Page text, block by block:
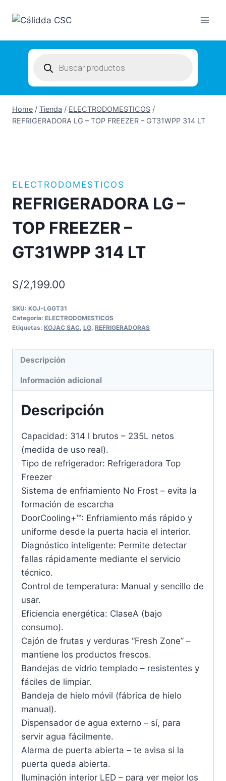
search
Home / Tienda / ELECTRODOMESTICOS /
REFRIGERADORA LG – TOP FREEZER – GT31WPP 314 LT
ELECTRODOMESTICOS
REFRIGERADORA LG –
TOP FREEZER –
GT31WPP 314 LT
S/2,199.00
SKU: KOJ-LGGT31
Categoría: ELECTRODOMESTICOS
Etiquetas: KOJAC SAC LG REFRIGERADORAS
Descripción
Información adicional
Descripción
Capacidad: 314 l brutos – 235L netos
(medida de uso real).
Tipo de refrigerador: Refrigeradora Top
Freezer
Sistema de enfriamiento No Frost – evita la
formación de escarcha
DoorCooling+™: Enfriamiento más rápido y
uniforme desde la puerta hacia el interior.
Diagnóstico inteligente: Permite detectar
fallas rápidamente mediante el servicio
técnico.
Control de temperatura: Manual y sencillo de
usar.
Eficiencia energética: ClaseA (bajo
consumo).
Cajón de frutas y verduras “Fresh Zone” –
mantiene los productos frescos.
Bandejas de vidrio templado – resistentes y
fáciles de limpiar.
Bandeja de hielo móvil (fábrica de hielo
manual).
Dispensador de agua externo – sí, para
servir agua fácilmente.
Alarma de puerta abierta – te avisa si la
puerta queda abierta.
Iluminación interior LED – para ver mejor los